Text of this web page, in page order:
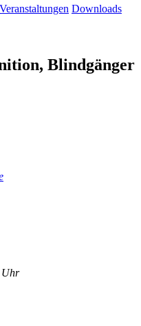
Veranstaltungen Downloads
Blindgänger
Uhr